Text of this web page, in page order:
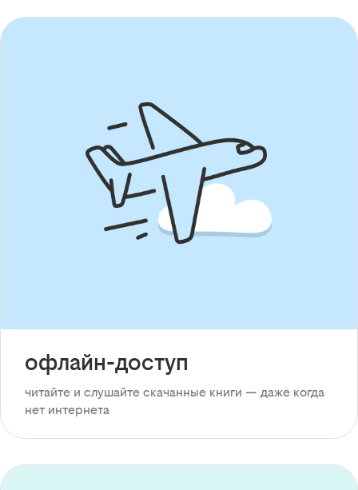
офлайн-доступ
читайте и слушайте скачанные книги — даже когда
нет интернета